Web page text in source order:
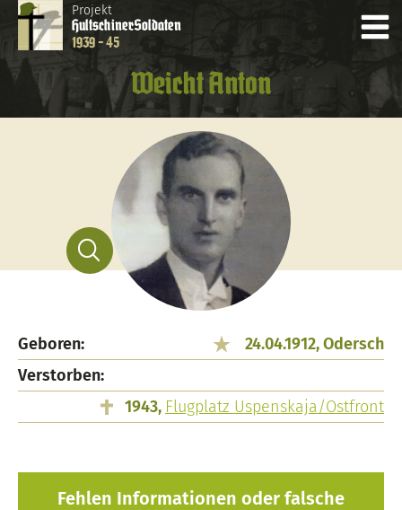
Projekt
HultschinerSoldaten
1939 - 45
Weicht Anton
Geboren:
24.04.1912, Odersch
Verstorben:
1943, Flugplatz Uspenskaja/Ostfront
Fehlen Informationen oder falsche